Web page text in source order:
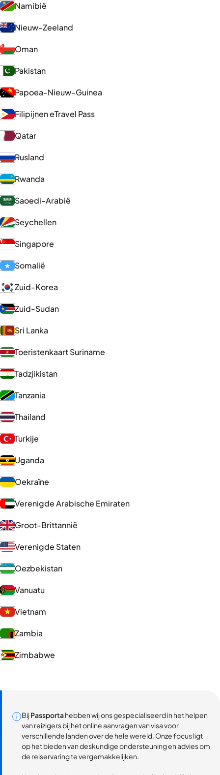
Namibië
Nieuw-Zeeland
Oman
Pakistan
Papoea-Nieuw-Guinea
Filipijnen eTravel Pass
Qatar
Rusland
Rwanda
Saoedi-Arabië
Seychellen
Singapore
Somalië
Zuid-Korea
Zuid-Sudan
Sri Lanka
Toeristenkaart Suriname
Tadzjikistan
Tanzania
Thailand
Turkije
Uganda
Oekraïne
Verenigde Arabische Emiraten
Groot-Brittannië
Verenigde Staten
Oezbekistan
Vanuatu
Vietnam
Zambia
Zimbabwe
BijPassportahebben wij ons gespecialiseerd in het helpen
van reizigers bij het online aanvragen van visa voor
verschillende landen over de hele wereld. Onze focus ligt
op het bieden van deskundige ondersteuning en advies om
de reiservaring te vergemakkelijken.